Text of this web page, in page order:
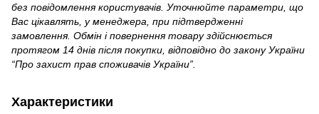
без повідомлення користувачів. Уточнюйте параметри, що
Вас цікавлять, у менеджера, при підтвердженні
замовлення. Обмін і повернення товару здійснюється
протягом 14 днів після покупки, відповідно до закону України
“Про захист прав споживачів України”.
Характеристики